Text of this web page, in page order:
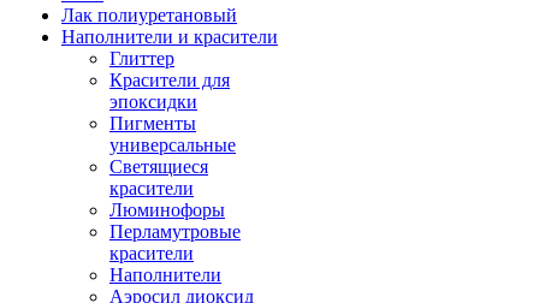
Лак полиуретановый
Наполнители и красители
Глиттер
Красители для
эпоксидки
Пигменты
универсальные
Светящиеся
красители
Люминофоры
Перламутровые
красители
Наполнители
Аэросил диоксид